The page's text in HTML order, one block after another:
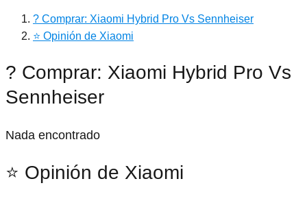
? Comprar: Xiaomi Hybrid Pro Vs Sennheiser
⭐ Opinión de Xiaomi
? Comprar: Xiaomi Hybrid Pro Vs
Sennheiser
Nada encontrado
⭐ Opinión de Xiaomi